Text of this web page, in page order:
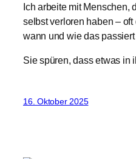
Ich arbeite mit Menschen,
selbst verloren haben –
wann und wie das passiert
Sie spüren, dass etwas in
16. Oktober 2025